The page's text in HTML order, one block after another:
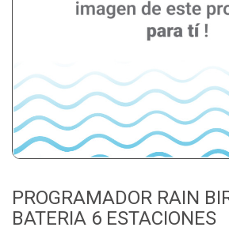
PROGRAMADOR RAIN
BATERIA 6 ESTACIONES